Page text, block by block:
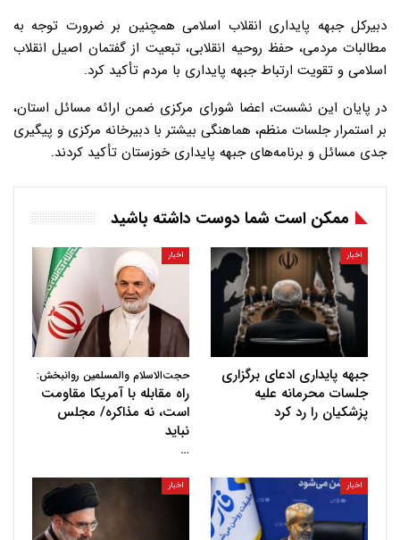
️دبیرکل جبهه پایداری انقلاب اسلامی همچنین بر ضرورت توجه به
مطالبات مردمی، حفظ روحیه انقلابی، تبعیت از گفتمان اصیل انقلاب
اسلامی و تقویت ارتباط جبهه پایداری با مردم تأکید کرد.
️در پایان این نشست، اعضا شورای مرکزی ضمن ارائه مسائل استان،
بر استمرار جلسات منظم، هماهنگی بیشتر با دبیرخانه مرکزی و پیگیری
جدی مسائل و برنامه‌های جبهه پایداری خوزستان تأکید کردند.
ممکن است شما دوست داشته باشید
اخبار
جبهه پایداری ادعای برگزاری
جلسات محرمانه علیه
پزشکیان را رد کرد
اخبار
حجت‌الاسلام والمسلمین روانبخش:
راه مقابله با آمریکا مقاومت
است، نه مذاکره/ مجلس
نباید
…
اخبار اخبار